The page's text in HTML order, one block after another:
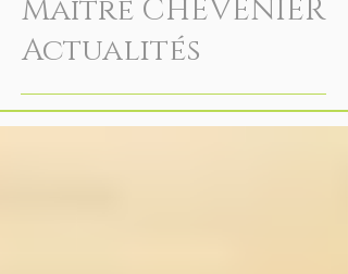
Maître CHEVENIER
Actualités